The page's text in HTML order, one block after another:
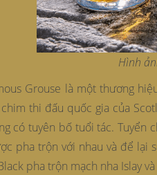
Hình
Grouse là một thương
thi đấu quốc gia của
có tuyên bố tuổi tác. Tuyển
pha trộn với nhau và để lại
pha trộn mạch nha Islay